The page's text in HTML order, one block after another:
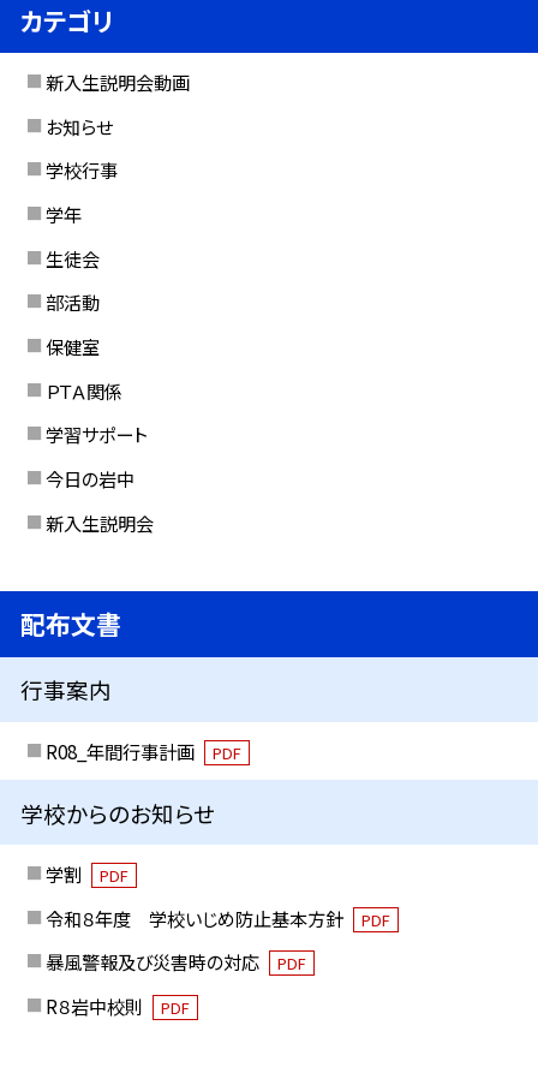
カテゴリ
新入生説明会動画
お知らせ
学校行事
学年
生徒会
部活動
保健室
ＰＴＡ関係
学習サポート
今日の岩中
新入生説明会
配布文書
行事案内
R08_年間行事計画 PDF
学校からのお知らせ
学割 PDF
令和８年度 学校いじめ防止基本方針 PDF
暴風警報及び災害時の対応 PDF
R８岩中校則 PDF